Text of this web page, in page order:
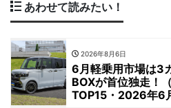
あわせて読みたい！
2026年8月6日
6月軽乗用市場は3
BOXが首位独走！
TOP15・2026年6